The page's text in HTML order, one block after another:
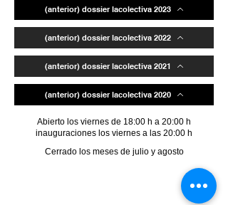
(anterior) dossier lacolectiva 2023
(anterior) dossier lacolectiva 2022
(anterior) dossier lacolectiva 2021
(anterior) dossier lacolectiva 2020
Abierto los viernes de 18:00 h a 20:00 h
inauguraciones los viernes a las 20:00 h
Cerrado los meses de julio y agosto